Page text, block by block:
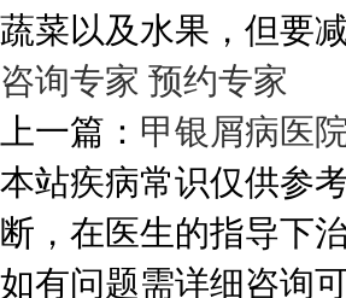
蔬菜以及水果，但要
咨询专家 预约专家
上一篇： 甲银屑病医
本站疾病常识仅供参
断，在医生的指导下治
如有问题需详细咨询